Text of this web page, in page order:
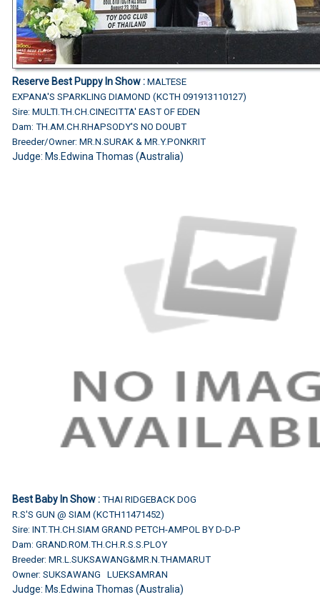
Reserve Best Puppy In Show : MALTESE
EXPANA'S SPARKLING DIAMOND (KCTH 091913110127)
Sire: MULTI.TH.CH.CINECITTA' EAST OF EDEN
Dam: TH.AM.CH.RHAPSODY'S NO DOUBT
Breeder/Owner: MR.N.SURAK & MR.Y.PONKRIT
Judge: Ms.Edwina Thomas (Australia)
Best Baby In Show : THAI RIDGEBACK DOG
R.S'S GUN @ SIAM (KCTH11471452)
Sire: INT.TH.CH.SIAM GRAND PETCH-AMPOL BY D-D-P
Dam: GRAND.ROM.TH.CH.R.S.S.PLOY
Breeder: MR.L.SUKSAWANG&MR.N.THAMARUT
Owner: SUKSAWANG LUEKSAMRAN
Judge: Ms.Edwina Thomas (Australia)